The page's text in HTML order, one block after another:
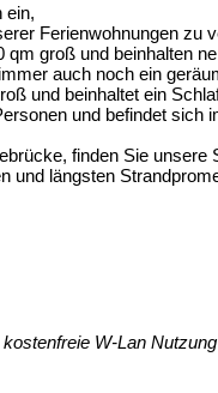
ein,
Ferienwohnungen zu
qm groß und beinhalten
auch noch ein
und beinhaltet ein
und befindet sich
finden Sie unsere
und längsten
W-Lan